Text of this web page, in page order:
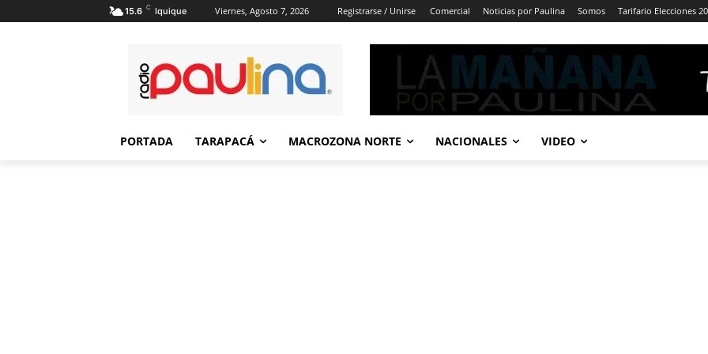
15.6 C Iquique Viernes, Agosto 7, 2026 Registrarse / Unirse Comercial Noticias por Paulina Somos Tarifario Elecciones
PORTADA TARAPACÁ MACROZONA NORTE NACIONALES VIDEO